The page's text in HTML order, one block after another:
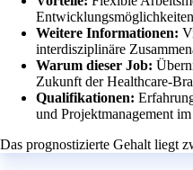
Weitere Informationen:
interdisziplinäre
Warum dieser Job:
Zukunft der Healthcare-
Qualifikationen:
und Projektmanagement
Das prognostizierte Gehalt liegt